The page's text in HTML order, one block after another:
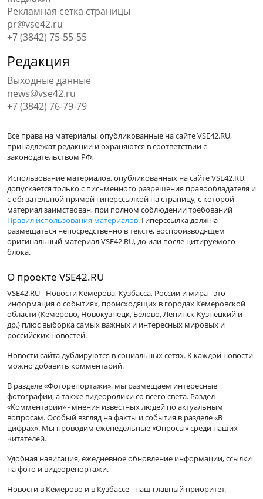
Рекламная сетка страницы
pr@vse42.ru
+7 (3842) 75-55-55
Редакция
Выходные данные
news@vse42.ru
+7 (3842) 76-79-79
Все права на материалы, опубликованные на сайте VSE42.RU,
принадлежат редакции и охраняются в соответствии с
законодательством РФ.
Использование материалов, опубликованных на сайте VSE42.RU,
допускается только с письменного разрешения правообладателя и
с обязательной прямой гиперссылкой на страницу, с которой
материал заимствован, при полном соблюдении требований
Правил использования материалов. Гиперссылка должна
размещаться непосредственно в тексте, воспроизводящем
оригинальный материал VSE42.RU, до или после цитируемого
блока.
О проекте VSE42.RU
VSE42.RU - Новости Кемерова, Кузбасса, России и мира - это
информация о событиях, происходящих в городах Кемеровской
области (Кемерово, Новокузнецк, Белово, Ленинск-Кузнецкий и
др.) плюс выборка самых важных и интересных мировых и
российских новостей.
Новости сайта дублируются в социальных сетях. К каждой новости
можно добавить комментарий.
В разделе «Фоторепортажи», мы размещаем интересные
фотографии, а также видеоролики со всего света. Раздел
«Комментарии» - мнения известных людей по актуальным
вопросам. Особый взгляд на факты и события в разделе «В
цифрах». Мы проводим еженедельные «Опросы» среди наших
читателей.
Удобная навигация, ежедневное обновление информации, ссылки
на фото и видеорепортажи.
Новости в Кемерово и в Кузбассе - наш главный приоритет.